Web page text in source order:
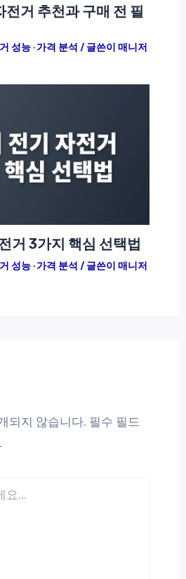
거 추천과 구매 전 필
성능 · 가격 분석 / 글쓴이 매니저
거 3가지 핵심 선택법
성능 · 가격 분석 / 글쓴이 매니저
되지 않습니다. 필수 필드